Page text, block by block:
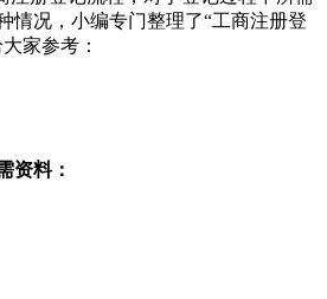
情况，小编专门整理了“工商注册登
家参考：
资料：